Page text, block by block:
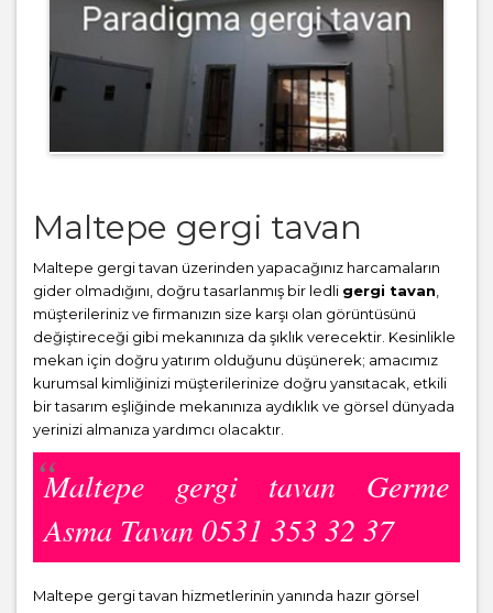
Maltepe gergi tavan
Maltepe gergi tavan üzerinden yapacağınız harcamaların
gider olmadığını, doğru tasarlanmış bir ledli gergi tavan
müşterileriniz ve firmanızın size karşı olan görüntüsünü
değiştireceği gibi mekanınıza da şıklık verecektir. Kesinlikle
mekan için doğru yatırım olduğunu düşünerek; amacımız
kurumsal kimliğinizi müşterilerinize doğru yansıtacak, etkili
bir tasarım eşliğinde mekanınıza aydıklık ve görsel dünyada
yerinizi almanıza yardımcı olacaktır.
Maltepe gergi tavan Germe
Asma Tavan 0531 353 32 37
Maltepe gergi tavan hizmetlerinin yanında hazır görsel